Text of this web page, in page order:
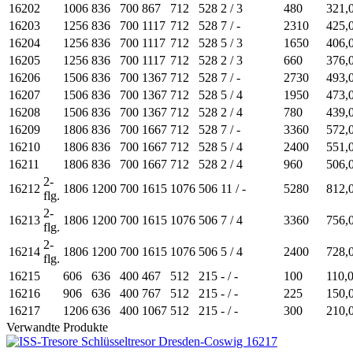
16202
1006 836 700 867 712 528 2 / 3 480
16203
1256 836 700 1117 712 528 7 / - 2310
16204
1256 836 700 1117 712 528 5 / 3 1650
16205
1256 836 700 1117 712 528 2 / 3 660
16206
1506 836 700 1367 712 528 7 / - 2730
16207
1506 836 700 1367 712 528 5 / 4 1950
16208
1506 836 700 1367 712 528 2 / 4 780
16209
1806 836 700 1667 712 528 7 / - 3360
16210
1806 836 700 1667 712 528 5 / 4 2400
16211
1806 836 700 1667 712 528 2 / 4 960
16212
2-
flg.
1806 1200 700 1615 1076 506 11 / - 5280
16213
2-
flg.
1806 1200 700 1615 1076 506 7 / 4 3360
16214
2-
flg.
1806 1200 700 1615 1076 506 5 / 4 2400
16215
606 636 400 467 512 215 - / - 100
110,0
16216
906 636 400 767 512 215 - / - 225
16217
1206 636 400 1067 512 215 - / - 300
Verwandte Produkte